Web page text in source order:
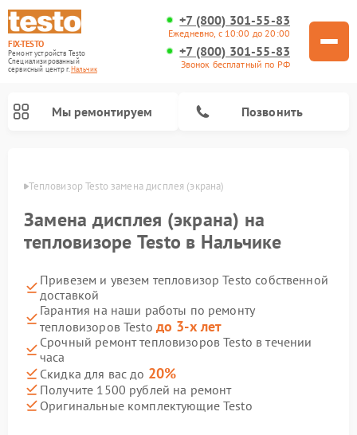
FIX-TESTO
Ремонт устройств Testo
Специализированный
cервисный центр г.Нальчик
+7 (800) 301-55-83
Ежедневно, с 10:00 до 20:00
+7 (800) 301-55-83
Звонок бесплатный по РФ
Мы ремонтируем Позвонить
Тепловизор Testo замена дисплея (экрана)
Замена дисплея (экрана) на
тепловизоре Testo в Нальчике
Привезем и увезем тепловизор Testo собственной
доставкой
Гарантия на наши работы по ремонту
тепловизоров Testo до 3-х лет
Срочный ремонт тепловизоров Testo в течении
часа
Скидка для вас до 20%
Получите 1500 рублей на ремонт
Оригинальные комплектующие Testo